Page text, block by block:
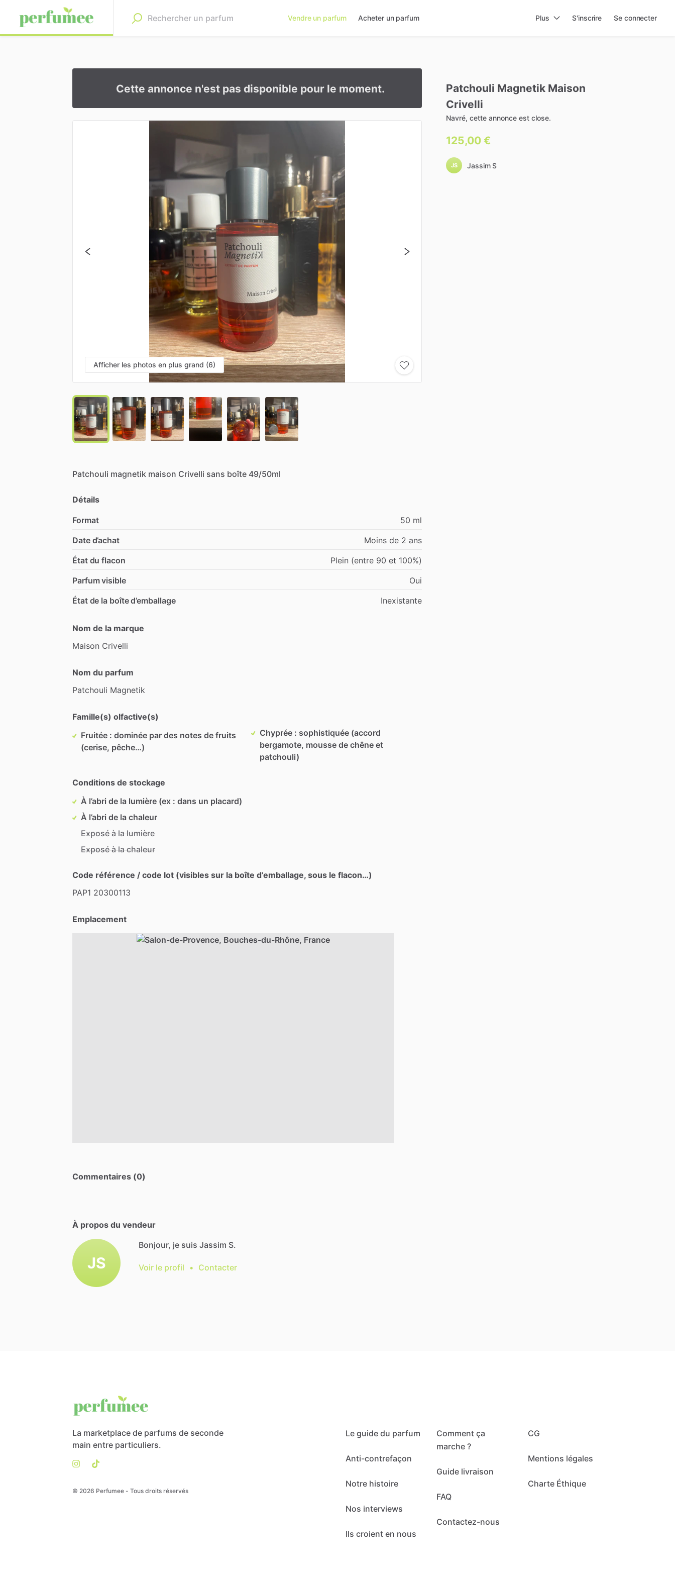
Vendre un parfum Acheter un parfum Plus S'inscrire Se connecter
Cette annonce n'est pas disponible pour le moment.
Afficher les photos en plus grand (6)
Patchouli magnetik maison Crivelli sans boîte 49​/​50ml
Détails
Format
50 ml
Date d’achat
Moins de 2 ans
État du flacon
Plein (entre 90 et 100%)
Parfum visible
Oui
État de la boîte d’emballage
Inexistante
Nom de la marque
Maison Crivelli
Nom du parfum
Patchouli Magnetik
Famille(s) olfactive(s)
Fruitée : dominée par des notes de fruits
(cerise, pêche…)
Chyprée : sophistiquée (accord
bergamote, mousse de chêne et
patchouli)
Conditions de stockage
À l’abri de la lumière (ex : dans un placard)
À l’abri de la chaleur
Exposé à la lumière
Exposé à la chaleur
Code référence / code lot (visibles sur la boîte d’emballage, sous le flacon…)
PAP1 20300113
Emplacement
Commentaires (0)
À propos du vendeur
JS
Bonjour, je suis Jassim S.
Voir le profil • Contacter
Patchouli Magnetik Maison
Crivelli
Navré, cette annonce est close.
125,00 €
JS Jassim S
La marketplace de parfums de seconde
main entre particuliers.
© 2026 Perfumee - Tous droits réservés
Le guide du parfum
Anti-contrefaçon
Notre histoire
Nos interviews
Ils croient en nous
Comment ça
marche ?
Guide livraison
FAQ
Contactez-nous
CG
Mentions légales
Charte Éthique